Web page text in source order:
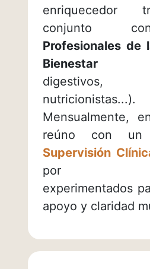
enriquecedor
conjunto
Profesionales de
Bienestar
digestivos,
nutricionistas...).
Mensualmente,
reúno con un
Supervisión
por
experimentados
apoyo y claridad